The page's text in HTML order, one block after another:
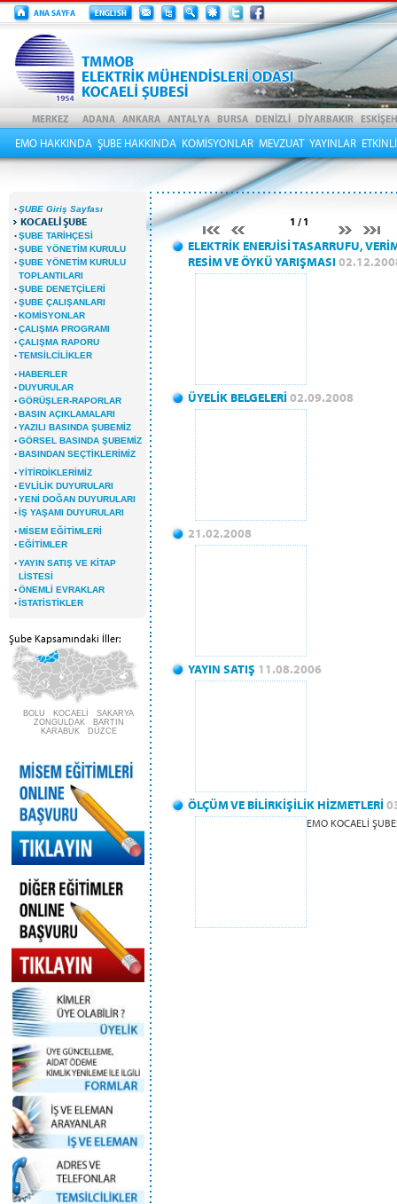
EMO HAKKINDA ŞUBE HAKKINDA KOMİSYONLAR MEVZUAT YAYINLAR
·ŞUBE Giriş Sayfası
KOCAELİ ŞUBE
·ŞUBE TARİHÇESİ
·ŞUBE YÖNETİM KURULU
·ŞUBE YÖNETİM KURULU
TOPLANTILARI
·ŞUBE DENETÇİLERİ
·ŞUBE ÇALIŞANLARI
·KOMİSYONLAR
·ÇALIŞMA PROGRAMI
·ÇALIŞMA RAPORU
·TEMSİLCİLİKLER
·HABERLER
·DUYURULAR
·GÖRÜŞLER-RAPORLAR
·BASIN AÇIKLAMALARI
·YAZILI BASINDA ŞUBEMİZ
·GÖRSEL BASINDA ŞUBEMİZ
·BASINDAN SEÇTİKLERİMİZ
·YİTİRDİKLERİMİZ
·EVLİLİK DUYURULARI
·YENİ DOĞAN DUYURULARI
·İŞ YAŞAMI DUYURULARI
·MİSEM EĞİTİMLERİ
·EĞİTİMLER
·YAYIN SATIŞ VE KİTAP
LİSTESİ
·ÖNEMLİ EVRAKLAR
·İSTATİSTİKLER
Şube Kapsamındaki İller:
BOLU KOCAELİ SAKARYA
ZONGULDAK BARTIN
KARABÜK DÜZCE
1 / 1
ELEKTRİK ENERJİSİ TASARRUFU,
RESİM VE ÖYKÜ YARIŞMASI
ÜYELİK BELGELERİ 02.09.2008
21.02.2008
YAYIN SATIŞ 11.08.2006
ÖLÇÜM VE BİLİRKİŞİLİK HİZMETLERİ
EMO KOCAELİ